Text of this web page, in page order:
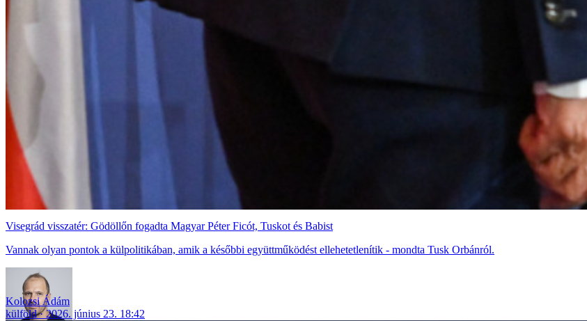
Visegrád visszatér: Gödöllőn fogadta Magyar Péter Ficót, Tuskot és Babist
Vannak olyan pontok a külpolitikában, amik a későbbi együttműködést ellehetetlenítik - mondta Tusk Orbánról.
Kolozsi Ádám
külföld
2026. június 23. 18:42